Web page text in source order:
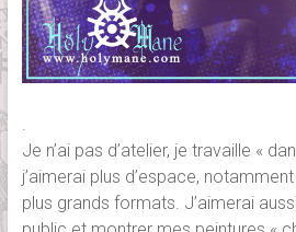
Je n’ai pas d’atelier, je travaille «
j’aimerai plus d’espace,
plus grands formats. J’aimerai